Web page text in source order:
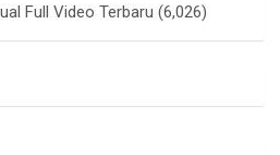
Full Video Terbaru (6,026)